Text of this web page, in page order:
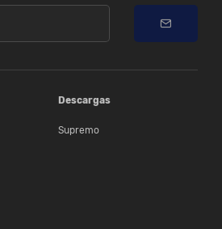
Descargas
Supremo